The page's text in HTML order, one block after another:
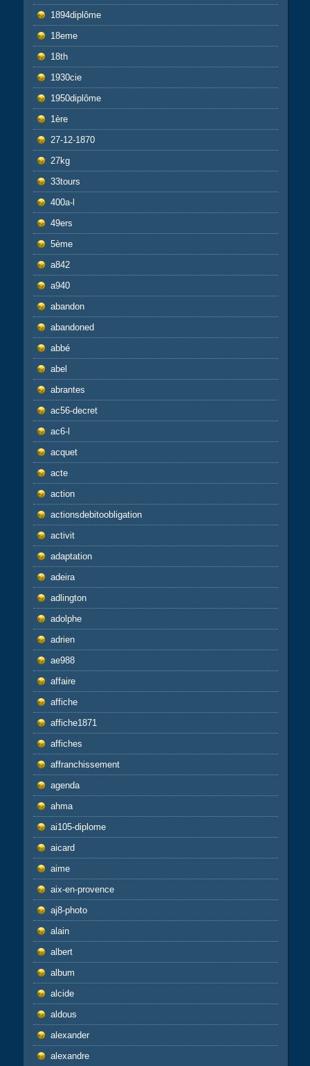
1894diplôme
18eme
18th
1930cie
1950diplôme
1ère
27-12-1870
27kg
33tours
400a-l
49ers
5ème
a842
a940
abandon
abandoned
abbé
abel
abrantes
ac56-decret
ac6-l
acquet
acte
action
actionsdebitoobligation
activit
adaptation
adeira
adlington
adolphe
adrien
ae988
affaire
affiche
affiche1871
affiches
affranchissement
agenda
ahma
ai105-diplome
aicard
aime
aix-en-provence
aj8-photo
alain
albert
album
alcide
aldous
alexander
alexandre